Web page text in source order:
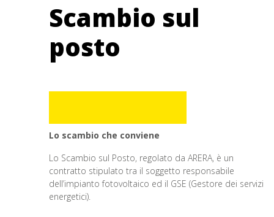
Scambio sul
posto
Lo scambio che conviene
Lo Scambio sul Posto, regolato da ARERA, è un
contratto stipulato tra il soggetto responsabile
dell’impianto fotovoltaico ed il GSE (Gestore dei servizi
energetici).